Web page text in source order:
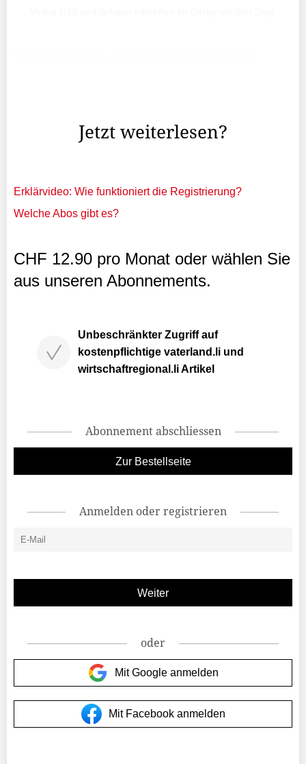
Jetzt weiterlesen?
Erklärvideo: Wie funktioniert die Registrierung?
Welche Abos gibt es?
CHF 12.90 pro Monat oder wählen Sie
aus unseren Abonnements.
Unbeschränkter Zugriff auf
kostenpflichtige vaterland.li und
wirtschaftregional.li Artikel
Abonnement abschliessen
Zur Bestellseite
Anmelden oder registrieren
oder
Mit Google anmelden
Mit Facebook anmelden